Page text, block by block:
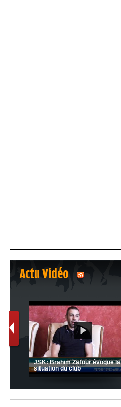
Actu Vidéo
1 2
JSK: Brahim Zafour évoque la
situation du club